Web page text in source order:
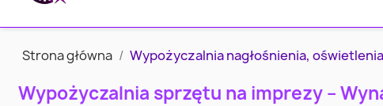
Strona główna Wypożyczalnia nagłośnienia,
Wypożyczalnia sprzętu na imprezy –